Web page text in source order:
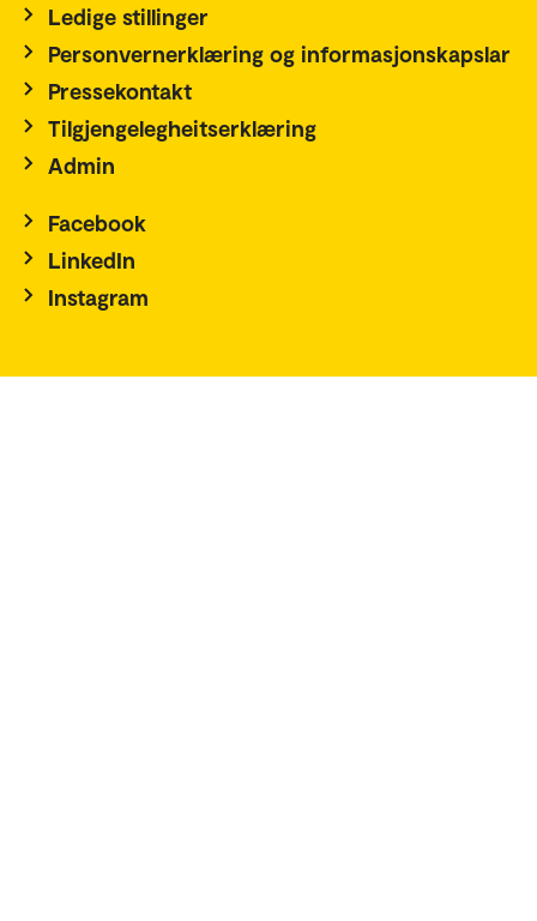
Ledige stillinger
Personvernerklæring og informasjonskapslar
Pressekontakt
Tilgjengelegheitserklæring
Admin
Facebook
LinkedIn
Instagram